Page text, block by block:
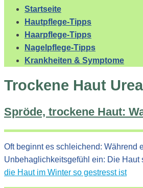
Startseite
Hautpflege-Tipps
Haarpflege-Tipps
Nagelpflege-Tipps
Krankheiten & Symptome
Trockene Haut Urea
Spröde, trockene Haut:
Oft beginnt es schleichend: Während
Unbehaglichkeitsgefühl ein: Die
die Haut im Winter so gestresst ist